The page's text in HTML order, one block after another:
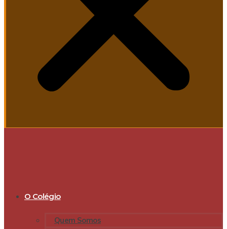
O Colégio
Quem Somos